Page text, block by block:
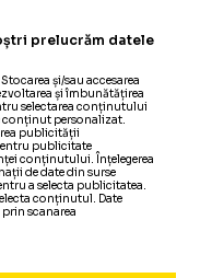
prelucrăm datele
și/sau accesarea
și îmbunătățirea
selectarea conținutului
conținut personalizat.
publicității
publicitate
conținutului. Înțelegerea
de date din surse
a selecta publicitatea.
conținutul. Date
scanarea